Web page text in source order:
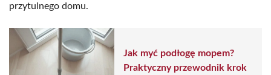
przytulnego domu.
Jak myć podłogę mopem?
Praktyczny przewodnik krok